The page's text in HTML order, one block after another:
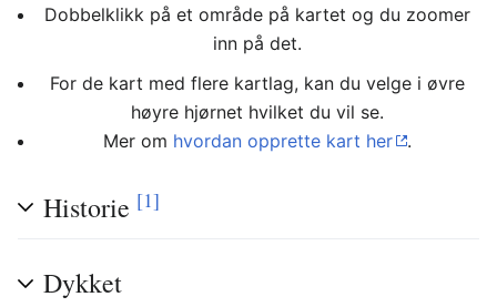
Dobbelklikk på et område på kartet og du zoomer
inn på det.
For de kart med flere kartlag, kan du velge i øvre
høyre hjørnet hvilket du vil se.
Mer om hvordan opprette kart her .
Historie [1]
Dykket